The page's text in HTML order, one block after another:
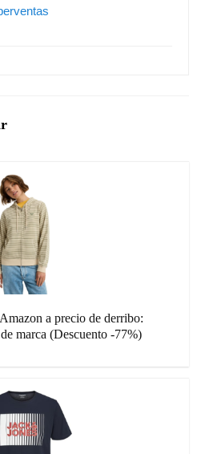
a precio de derribo:
marca (Descuento -77%)